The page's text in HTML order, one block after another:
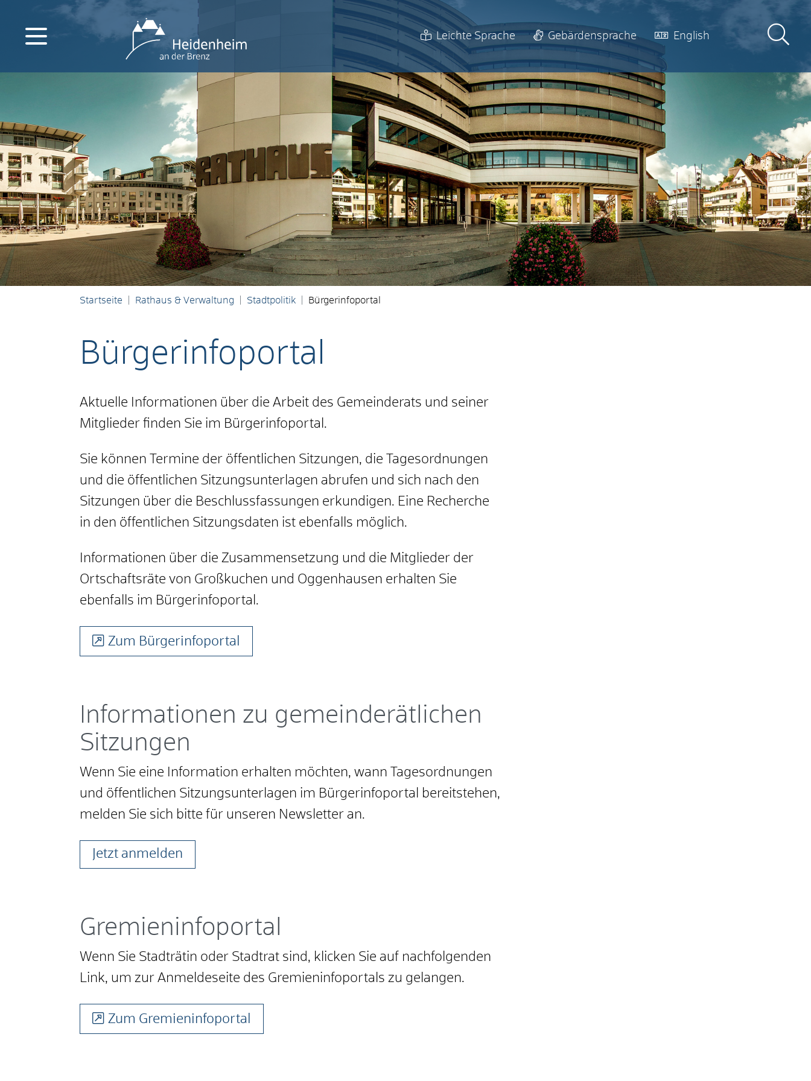
Leichte Sprache Gebärdensprache English
Startseite Rathaus & Verwaltung Stadtpolitik Bürgerinfoportal
Bürgerinfoportal
Aktuelle Informationen über die Arbeit des Gemeinderats und seiner
Mitglieder finden Sie im Bürgerinfoportal.
Sie können Termine der öffentlichen Sitzungen, die Tagesordnungen
und die öffentlichen Sitzungsunterlagen abrufen und sich nach den
Sitzungen über die Beschlussfassungen erkundigen. Eine Recherche
in den öffentlichen Sitzungsdaten ist ebenfalls möglich.
Informationen über die Zusammensetzung und die Mitglieder der
Ortschaftsräte von Großkuchen und Oggenhausen erhalten Sie
ebenfalls im Bürgerinfoportal.
Zum Bürgerinfoportal
Informationen zu gemeinderätlichen
Sitzungen
Wenn Sie eine Information erhalten möchten, wann Tagesordnungen
und öffentlichen Sitzungsunterlagen im Bürgerinfoportal bereitstehen,
melden Sie sich bitte für unseren Newsletter an.
Jetzt anmelden
Gremieninfoportal
Wenn Sie Stadträtin oder Stadtrat sind, klicken Sie auf nachfolgenden
Link, um zur Anmeldeseite des Gremieninfoportals zu gelangen.
Zum Gremieninfoportal